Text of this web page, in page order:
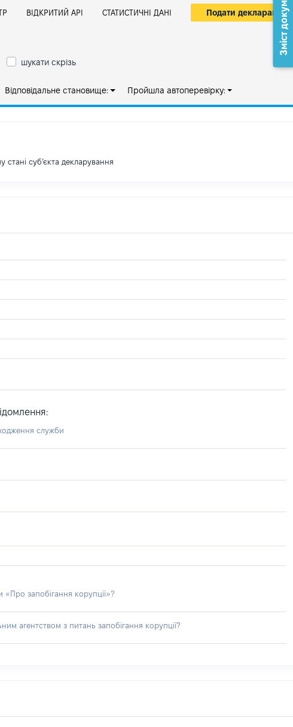
ВІДКРИТИЙ АРІ СТАТИСТИЧНІ ДАНІ Подати декларацію
шукати скрізь
Відповідальне становище: Пройшла автоперевірку:
субʼєкта декларування
служби
запобігання корупції»?
агентством з питань запобігання корупції?
Зміст документа